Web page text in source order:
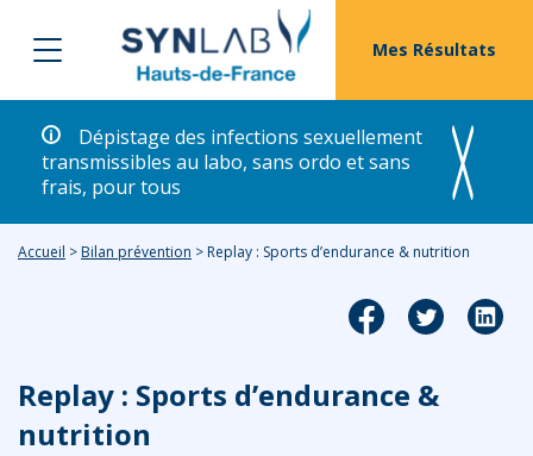
Mes Résultats
Dépistage des infections sexuellement
transmissibles au labo, sans ordo et sans
frais, pour tous
Accueil > Bilan prévention > Replay : Sports d’endurance & nutrition
Replay : Sports d’endurance &
nutrition